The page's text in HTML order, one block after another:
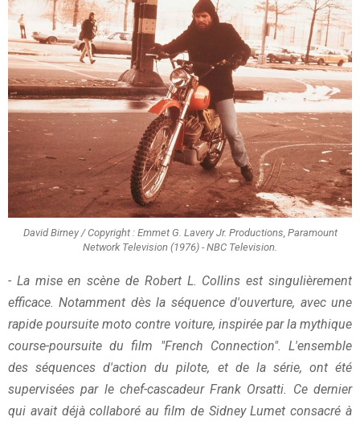
David Birney / Copyright : Emmet G. Lavery Jr. Productions, Paramount
Network Television (1976) - NBC Television.
- La mise en scène de Robert L. Collins est singulièrement
efficace. Notamment dès la séquence d'ouverture, avec une
rapide poursuite moto contre voiture, inspirée par la mythique
course-poursuite du film "French Connection". L'ensemble
des séquences d'action du pilote, et de la série, ont été
supervisées par le chef-cascadeur Frank Orsatti. Ce dernier
qui avait déjà collaboré au film de Sidney Lumet consacré à